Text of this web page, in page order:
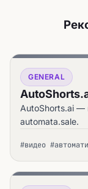
GENERAL
AutoShorts.ai —
automata.sale.
#видео